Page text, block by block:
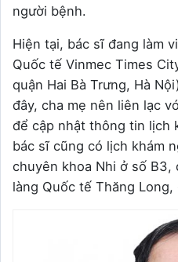
người bệnh.
Hiện tại, bác sĩ đang làm
Quốc tế Vinmec Times
quận Hai Bà Trưng, Hà
đây, cha mẹ nên liên lạc
để cập nhật thông tin lịch
bác sĩ cũng có lịch khám
chuyên khoa Nhi ở số B3,
làng Quốc tế Thăng Long,